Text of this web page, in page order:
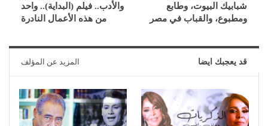
شبابيك البيوت، وطابع
ومطبوع، والقباب في مصر
والأدب.. فيلم (البداية).. واحد
من هذه الأعمال النادرة
قد يعجبك ايضا المزيد عن المؤلف